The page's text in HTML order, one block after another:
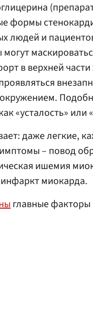
формы
людей и
в верхней
«усталость» или
даже легкие,
– повод
ишемия
миокарда.
главные факторы